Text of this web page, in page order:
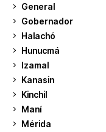
General
Gobernador
Halachó
Hunucmá
Izamal
Kanasin
Kinchil
Maní
Mérida